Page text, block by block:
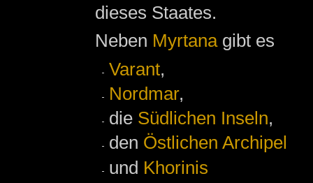
dieses Staates.
Neben Myrtanagibt es
Varant,
Nordmar,
die Südlichen Inseln,
den Östlichen Archipel
und Khorinis